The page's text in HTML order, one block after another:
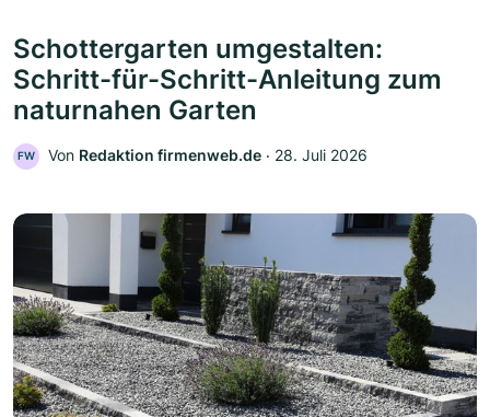
Schottergarten umgestalten:
Schritt-für-Schritt-Anleitung zum
naturnahen Garten
FW Von Redaktion firmenweb.de ‧ 28. Juli 2026